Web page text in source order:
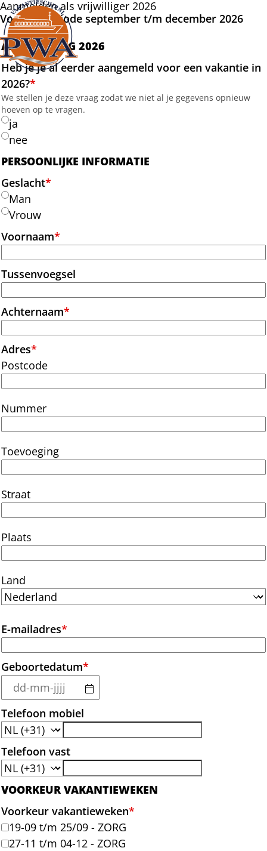
Aanmelden als vrijwilliger 2026
Voor de periode september t/m december 2026
AANMELDING 2026
Heb je je al eerder aangemeld voor een vakantie in
2026?*
We stellen je deze vraag zodat we niet al je gegevens opnieuw
hoeven op te vragen.
ja
nee
PERSOONLIJKE INFORMATIE
Geslacht*
Man
Vrouw
Voornaam*
Tussenvoegsel
Achternaam*
Adres*
Postcode
Nummer
Toevoeging
Straat
Plaats
Land
E-mailadres*
Geboortedatum*
Telefoon mobiel
Telefoon vast
VOORKEUR VAKANTIEWEKEN
Voorkeur vakantieweken*
19-09 t/m 25/09 - ZORG
27-11 t/m 04-12 - ZORG